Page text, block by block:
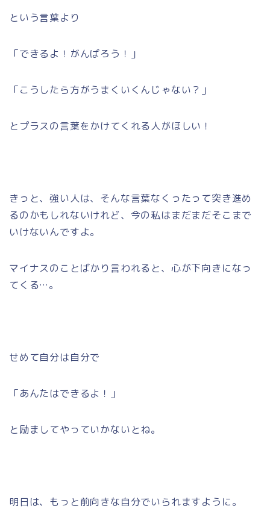
という言葉より
「できるよ！がんばろう！」
「こうしたら方がうまくいくんじゃない？」
とプラスの言葉をかけてくれる人がほしい！
きっと、強い人は、そんな言葉なくったって突き進め
るのかもしれないけれど、今の私はまだまだそこまで
いけないんですよ。
マイナスのことばかり言われると、心が下向きになっ
てくる…。
せめて自分は自分で
「あんたはできるよ！」
と励ましてやっていかないとね。
明日は、もっと前向きな自分でいられますように。